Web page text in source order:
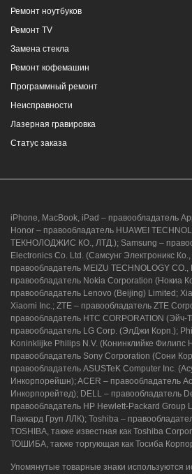
Ремонт ноутбуков
Ремонт TV
Замена стекла
Ремонт кофемашин
Программный ремонт
Неисправности
Лазерная гравировка
Статус заказа
iPhone, MacBook, iPad – правообладатель
Honor – правообладатель HUAWEI
ТЕКНОЛОДЖИС КО., ЛТД.); Samsung –
Electronics Co. Ltd. (Самсунг Электроникс
правообладатель MEIZU TECHNOLOGY CO.,
правообладатель Nokia Corporation (Нокиа
правообладатель Lenovo (Beijing) Limited;
Xiaomi Inc.; ZTE – правообладатель ZTE
правообладатель HTC CORPORATION
правообладатель LG Corp. (ЭлДжи Корп.);
Koninklijke Philips N.V. (Конинклийке Филипс
правообладатель Sony Corporation (Сони
правообладатель ASUSTeK Computer Inc.
Инкорпорейшн); ACER – правообладатель
Инкорпорейтед); DELL – правообладатель
правообладатель HP Hewlett-Packard Group
Паккард Груп ЛЛК); Toshiba –
TOSHIBA, также известная как Toshiba
ТОШИБА, также торгующая как Тосиба
Упомянутые товарные знаки используются